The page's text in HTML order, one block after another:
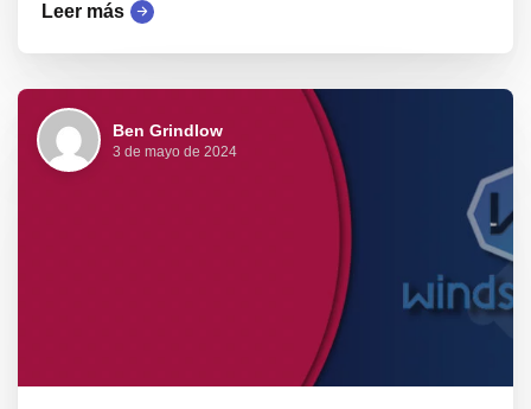
Leer más
Ben Grindlow
3 de mayo de 2024